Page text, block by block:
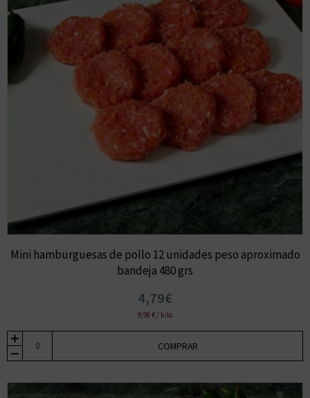
Mini hamburguesas de pollo 12 unidades peso aproximado
bandeja 480 grs
4,79€
9,98 € / kilo
COMPRAR